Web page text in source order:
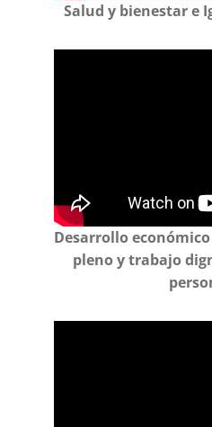
Salud y bienestar e
Desarrollo
pleno y trabajo